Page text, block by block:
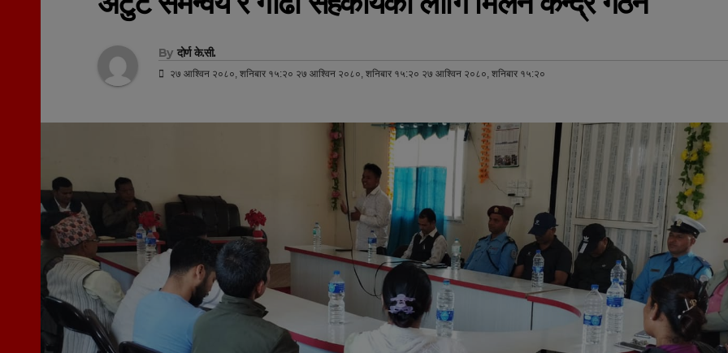
By दोर्ण के.सी.
२७ आश्विन २०८०, शनिबार १५:२० २७ आश्विन २०८०, शनिबार १५:२० २७ आश्विन २०८०, शनिबार १५:२०